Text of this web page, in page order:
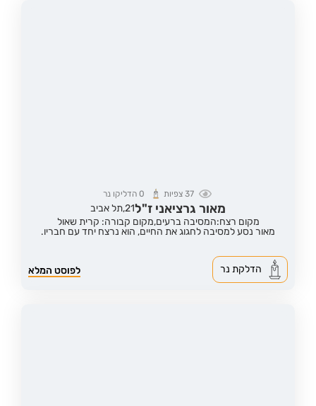
37צפיות 0 הדליקו נר
מאור גרציאני ז"ל21,תל אביב
מקום רצח:המסיבה ברעים,מקום קבורה: קרית שאול
מאור נסע למסיבה לחגוג את החיים, הוא נרצח יחד עם חבריו.
לפוסט המלא הדלקת נר